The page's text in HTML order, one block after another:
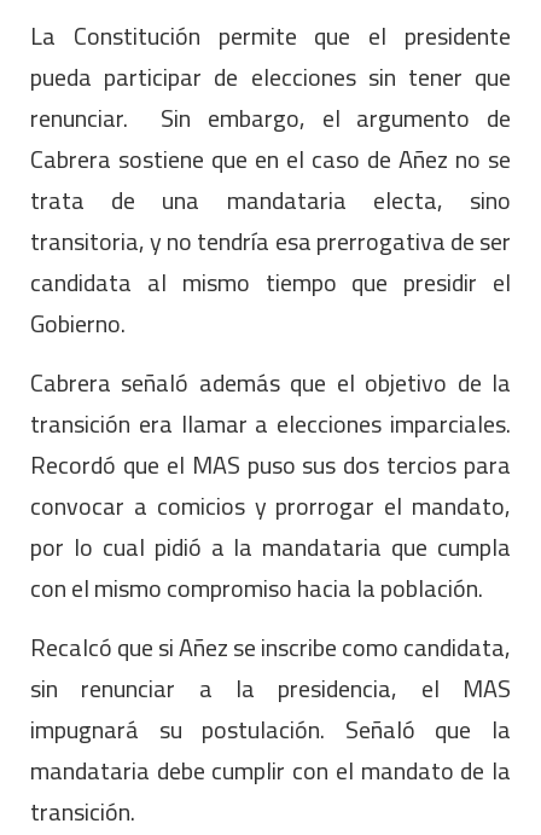
La Constitución permite que el presidente
pueda participar de elecciones sin tener que
renunciar. Sin embargo, el argumento de
Cabrera sostiene que en el caso de Añez no se
trata de una mandataria electa, sino
transitoria, y no tendría esa prerrogativa de ser
candidata al mismo tiempo que presidir el
Gobierno.
Cabrera señaló además que el objetivo de la
transición era llamar a elecciones imparciales.
Recordó que el MAS puso sus dos tercios para
convocar a comicios y prorrogar el mandato,
por lo cual pidió a la mandataria que cumpla
con el mismo compromiso hacia la población.
Recalcó que si Añez se inscribe como candidata,
sin renunciar a la presidencia, el MAS
impugnará su postulación. Señaló que la
mandataria debe cumplir con el mandato de la
transición.